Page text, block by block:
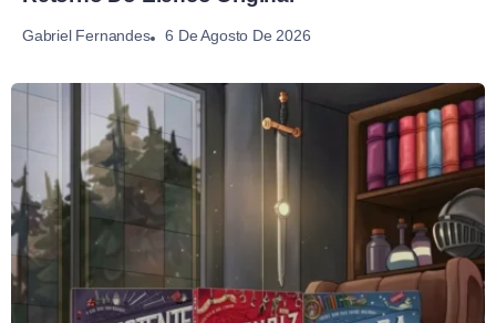
Gabriel Fernandes 6 De Agosto De 2026